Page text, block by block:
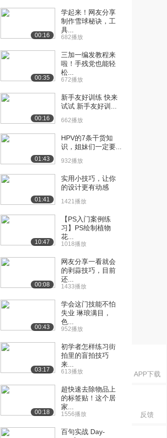
APP下载
反馈
[10] day1-05. 流程图制作
12:40
[11] day1-06. 原型的概念
07:32
[12] day1-06. 原型的概念
07:30
[13] day1-07. Axure常用
功...
09:50
[14] day1-07. Axure常用
功...
功...
功...
[17] day1-09. Axure常用
功...
1385播放
[18] day1-09. Axure常用
1729播放
[19] day2-02. 产品信息结
1174播放
[20] day2-02. 产品信息结
构图和...
1177播放
00:16
学起来！网友分享
制作雪球秘诀，工
具...
682播放
00:35
三加一编发教程来
啦！手残党也能轻
松...
672播放
00:16
新手友好训练 快来
试试 新手友好训...
662播放
01:43
HPV的7条干货知
识，姐妹们一定要...
932播放
01:41
实用小技巧，让你
的设计更有动感
1421播放
10:47
【PS入门案例练
习】PS绘制植物
花...
1018播放
00:08
网友分享一看就会
的剥蒜技巧，目前
还...
1433播放
00:43
学会这门技能不怕
失业 琳琅满目，
色...
952播放
03:17
初学者怎样练习街
拍里的盲拍技巧
来...
613播放
00:18
超快速去除物品上
的标签贴！这个居
家...
1556播放
百句实战 Day-